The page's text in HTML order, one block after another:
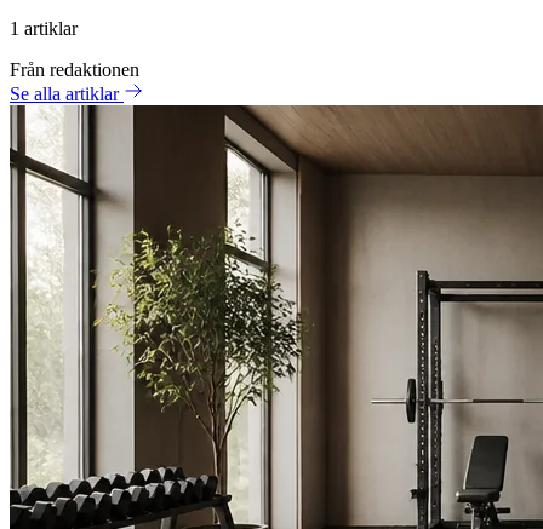
1 artiklar
Från redaktionen
Se alla artiklar